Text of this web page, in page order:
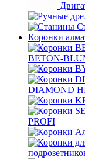
Коронки
BETON-
DIAMOND
PROFI